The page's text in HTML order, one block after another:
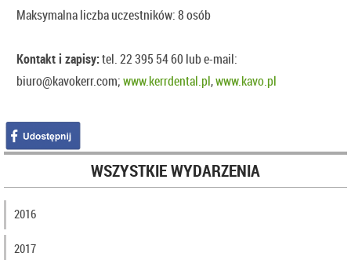
Maksymalna liczba uczestników: 8 osób
Kontakt i zapisy:tel. 22 395 54 60 lub e-mail:
biuro@kavokerr.com;www.kerrdental.pl,www.kavo.pl
WSZYSTKIE WYDARZENIA
2016
2017